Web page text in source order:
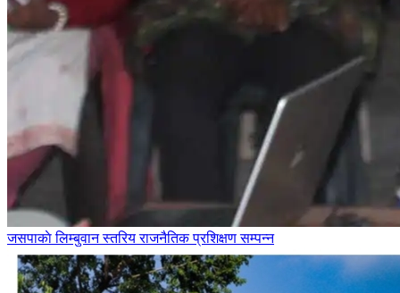
जसपाकाे लिम्बुवान स्तरिय राजनैतिक प्रशिक्षण सम्पन्न